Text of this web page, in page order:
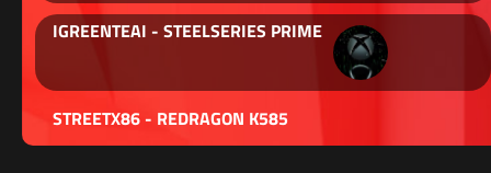
IGREENTEAI - STEELSERIES PRIME
STREETX86 - REDRAGON K585